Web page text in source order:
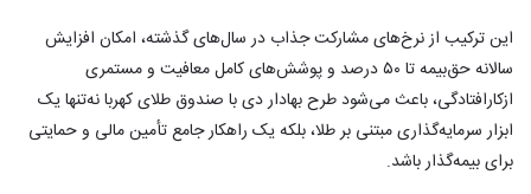
این ترکیب از نرخ‌های مشارکت جذاب در سال‌های گذشته، امکان افزایش
سالانه حق‌بیمه تا ۵۰ درصد و پوشش‌های کامل معافیت و مستمری
ازکارافتادگی، باعث می‌شود طرح بهادار دی با صندوق طلای کهربا نه‌تنها یک
ابزار سرمایه‌گذاری مبتنی بر طلا، بلکه یک راهکار جامع تأمین مالی و حمایتی
برای بیمه‌گذار باشد.